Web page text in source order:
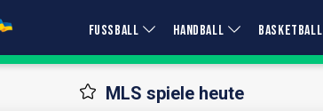
FUSSBALL HANDBALL BASKETBALL
MLS spiele heute